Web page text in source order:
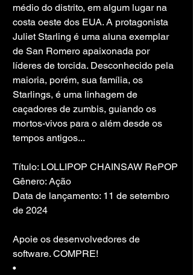
médio do distrito, em algum lugar na
costa oeste dos EUA. A protagonista
Juliet Starling é uma aluna exemplar
de San Romero apaixonada por
líderes de torcida. Desconhecido pela
maioria, porém, sua família, os
Starlings, é uma linhagem de
caçadores de zumbis, guiando os
mortos-vivos para o além desde os
tempos antigos...
Título: LOLLIPOP CHAINSAW RePOP
Gênero: Ação
Data de lançamento: 11 de setembro
de 2024
Apoie os desenvolvedores de
software. COMPRE!
•